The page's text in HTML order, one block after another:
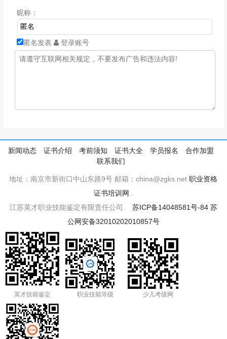
昵称：
匿名发表 登录账号
新闻动态 证书介绍 考前须知 证书大全 学员报名
合作加盟
联系我们
地址：南京市新街口中山东路9号 邮箱：china@zgks.net职业资格
证书培训网
江苏英才职业技能鉴定有限责任公司. 苏ICP备14048581号-84 苏
公网安备32010202010857号
英才技能鉴定 职业技能等级 少儿考级网